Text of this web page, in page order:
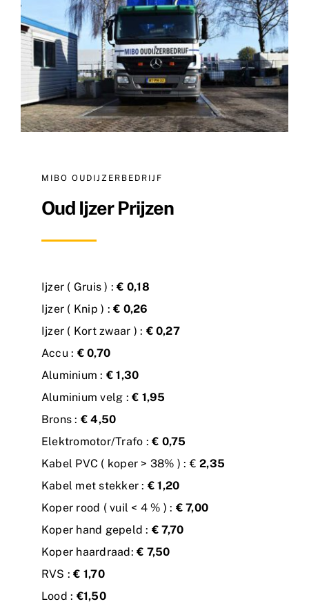
Nieuws
Contact
MIBO OUDIJZERBEDRIJF
Oud Ijzer Prijzen
Ijzer ( Gruis ) :€ 0,18
Ijzer ( Knip ) :€ 0,26
Ijzer ( Kort zwaar ) : € 0,27
Accu : € 0,70
Aluminium : € 1,30
Aluminium velg :€ 1,95
Brons : € 4,50
Elektromotor/Trafo :€ 0,75
Kabel PVC ( koper > 38% ) : €2,35
Kabel met stekker : € 1,20
Koper rood ( vuil < 4 % ) : € 7,00
Koper hand gepeld : € 7,70
Koper haardraad:€ 7,50
RVS :€ 1,70
Lood : €1,50